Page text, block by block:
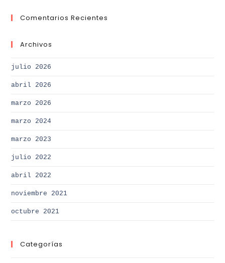
Comentarios Recientes
Archivos
julio 2026
abril 2026
marzo 2026
marzo 2024
marzo 2023
julio 2022
abril 2022
noviembre 2021
octubre 2021
Categorías